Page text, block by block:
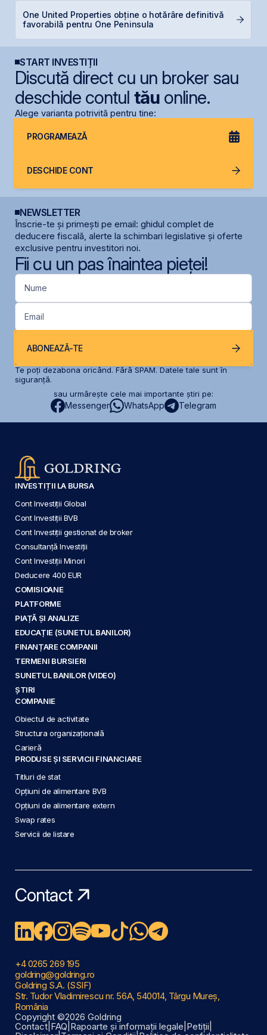
One United Properties obține o hotărâre definitivă
favorabilă pentru One Peninsula
START INVESTIȚII
Discută direct cu un broker sau
deschide contul tăuonline.
Alege varianta potrivită pentru tine:
PROGRAMEAZĂ
DESCHIDE CONT
NEWSLETTER
Înscrie-te și primești pe email: ghidul complet de
deducere fiscală, alerte la schimbari legislative și oferte
exclusive pentru investitori noi.
Fii cu un pas înaintea pieței!
Nume
Email
ABONEAZĂ-TE
Te poți dezabona oricând. Fără SPAM. Datele tale sunt în
siguranță.
sau urmărește cele mai importante știri pe:
Messenger WhatsApp Telegram
INVESTIȚII LA BURSA
Cont Investiții Global
Cont Investiții BVB
Cont Investiții gestionat de broker
Consultanță Investiții
Cont Investiții Minori
Deducere 400 EUR
COMISIOANE
PLATFORME
PIAȚĂ ȘI ANALIZE
EDUCAȚIE (SUNETUL BANILOR)
FINANȚARE COMPANII
TERMENI BURSIERI
SUNETUL BANILOR (VIDEO)
ȘTIRI
COMPANIE
Obiectul de activitate
Structura organizațională
Carieră
PRODUSE ȘI SERVICII FINANCIARE
Titluri de stat
Opțiuni de alimentare BVB
Opțiuni de alimentare extern
Swap rates
Servicii de listare
Contact
+4 0265 269 195
goldring@goldring.ro
Goldring S.A. (SSIF)
Str. Tudor Vladimirescu nr. 56A, 540014, Târgu Mureș,
România
Copyright ©2026 Goldring
Contact FAQ Rapoarte și informații legale Petiții